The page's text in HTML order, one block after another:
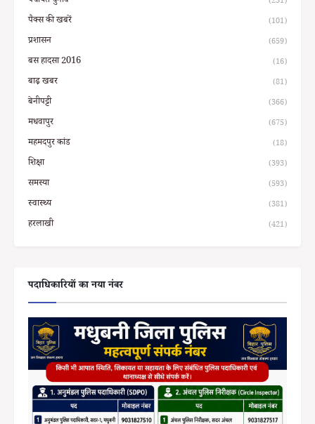
पैक्स की खबरें (101)
प्रशासन (659)
बस हादसा 2016 (16)
बाढ़ खबर (81)
बेनीपट्टी (366)
मधवापुर (675)
महमदपुर कांड (18)
शिक्षा (393)
समस्या (593)
स्वास्थ्य (381)
हरलाखी (421)
पदाधिकारियों का नया नंबर